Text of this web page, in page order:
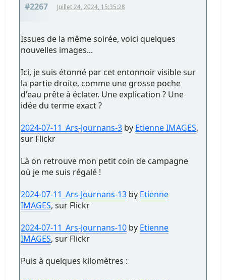
#2267 Juillet 24, 2024, 15:35:28
Issues de la même soirée, voici quelques
nouvelles images...
Ici, je suis étonné par cet entonnoir visible sur
la partie droite, comme une grosse poche
d'eau prête à éclater. Une explication ? Une
idée du terme exact ?
2024-07-11_Ars-Journans-3 by Etienne IMAGES,
sur Flickr
Là on retrouve mon petit coin de campagne
où je me suis régalé !
2024-07-11_Ars-Journans-13 by Etienne
IMAGES, sur Flickr
2024-07-11_Ars-Journans-10 by Etienne
IMAGES, sur Flickr
Puis à quelques kilomètres :